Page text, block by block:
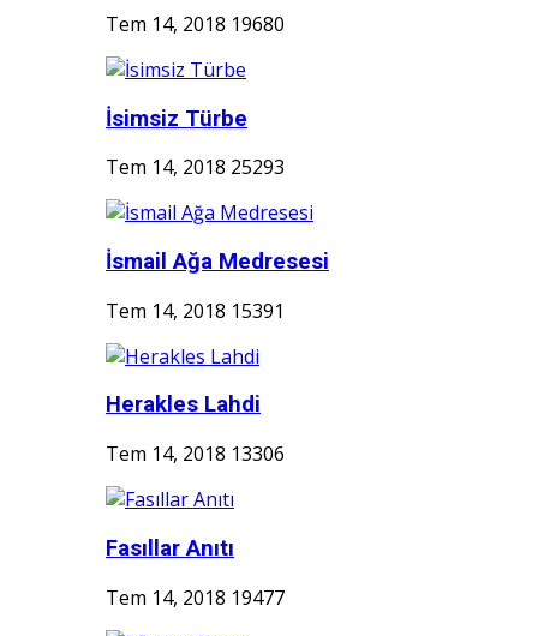
Tem 14, 2018 19680
İsimsiz Türbe
Tem 14, 2018 25293
İsmail Ağa Medresesi
Tem 14, 2018 15391
Herakles Lahdi
Tem 14, 2018 13306
Fasıllar Anıtı
Tem 14, 2018 19477